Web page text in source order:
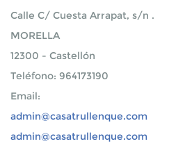
Calle C/ Cuesta Arrapat, s/n .
MORELLA
12300 - Castellón
Teléfono: 964173190
Email:
admin@casatrullenque.com
admin@casatrullenque.com